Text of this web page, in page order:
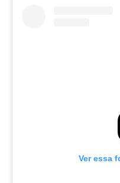
Ver essa